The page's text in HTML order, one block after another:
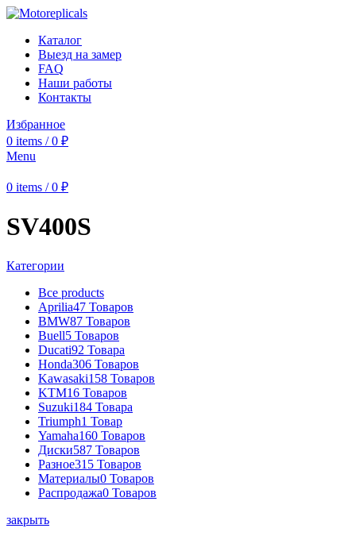
Каталог
Выезд на замер
FAQ
Наши работы
Контакты
Избранное
0 items / 0 ₽
Menu
0 items / 0 ₽
SV400S
Категории
Все products
Aprilia47 Товаров
BMW87 Товаров
Buell5 Товаров
Ducati92 Товара
Honda306 Товаров
Kawasaki158 Товаров
KTM16 Товаров
Suzuki184 Товара
Triumph1 Товар
Yamaha160 Товаров
Диски587 Товаров
Разное315 Товаров
Материалы0 Товаров
Распродажа0 Товаров
закрыть